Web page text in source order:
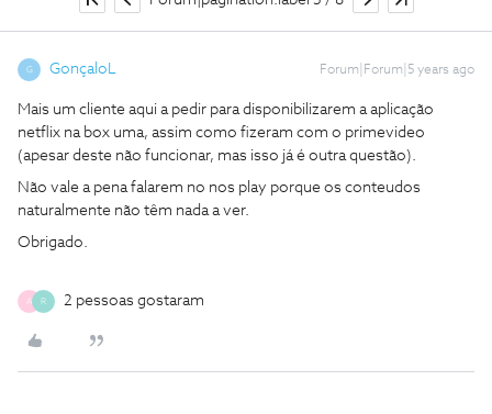
G GonçaloL Forum|Forum|5 years ago
Mais um cliente aqui a pedir para disponibilizarem a aplicação
netflix na box uma, assim como fizeram com o primevideo
(apesar deste não funcionar, mas isso já é outra questão).
Não vale a pena falarem no nos play porque os conteudos
naturalmente não têm nada a ver.
Obrigado.
A R 2 pessoas gostaram